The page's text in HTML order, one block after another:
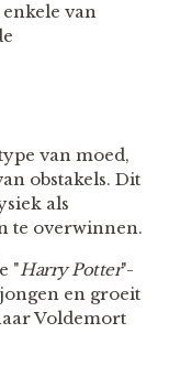
van
van moed,
obstakels. Dit
als
te overwinnen.
"Harry Potter"-
en groeit
Voldemort